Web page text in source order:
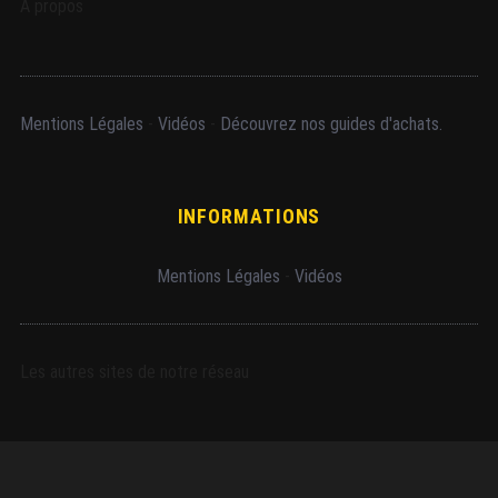
Mentions Légales Vidéos Découvrez nos guides d'achats.
INFORMATIONS
Mentions Légales Vidéos